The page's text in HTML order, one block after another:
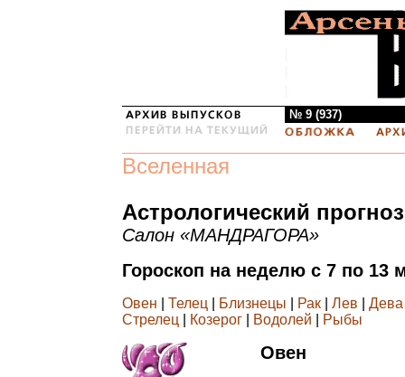
№ 9 (937)
Вселенная
Астрологический прогноз
Салон «МАНДРАГОРА»
Гороскоп на неделю с 7 по 13
Овен Телец Близнецы Рак Лев Дева
Стрелец
Козерог Водолей Рыбы
Овен